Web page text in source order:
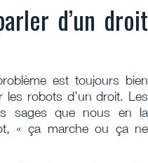
d’un droit
est toujours bien
les robots d’un droit. Les
sages que nous en la
« ça marche ou ça ne